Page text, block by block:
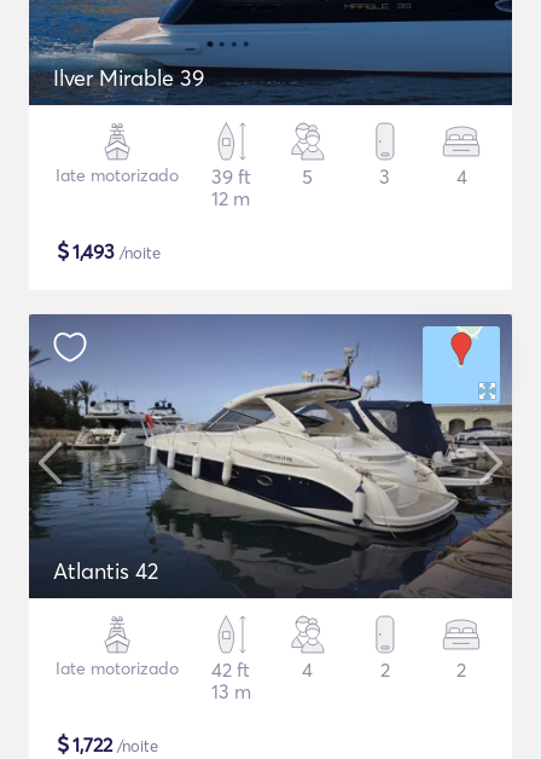
Ilver Mirable 39
Iate motorizado
39 ft
12 m
5 3 4
$1,493 /noite
Atlantis 42
Iate motorizado
42 ft
13 m
4 2 2
$1,722/noite